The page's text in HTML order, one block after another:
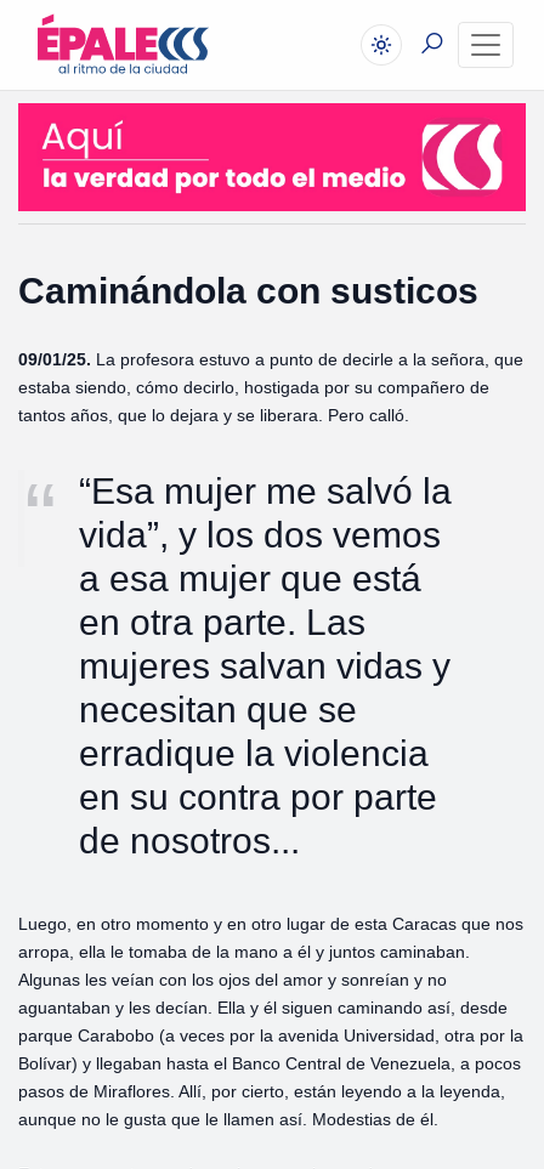
Caminándola con susticos
09/01/25. La profesora estuvo a punto de decirle a la señora, que
estaba siendo, cómo decirlo, hostigada por su compañero de
tantos años, que lo dejara y se liberara. Pero calló.
“Esa mujer me salvó la
vida”, y los dos vemos
a esa mujer que está
en otra parte. Las
mujeres salvan vidas y
necesitan que se
erradique la violencia
en su contra por parte
de nosotros...
Luego, en otro momento y en otro lugar de esta Caracas que nos
arropa, ella le tomaba de la mano a él y juntos caminaban.
Algunas les veían con los ojos del amor y sonreían y no
aguantaban y les decían. Ella y él siguen caminando así, desde
parque Carabobo (a veces por la avenida Universidad, otra por la
Bolívar) y llegaban hasta el Banco Central de Venezuela, a pocos
pasos de Miraflores. Allí, por cierto, están leyendo a la leyenda,
aunque no le gusta que le llamen así. Modestias de él.